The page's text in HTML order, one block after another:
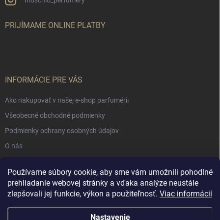
Používame súbory cookie, aby sme vám umožnili pohodlné
prehliadanie webovej stránky a vďaka analýze neustále
zlepšovali jej funkcie, výkon a použiteľnosť. Viac informácií
Nastavenie
PRIJÍMAME ONLINE PLATBY
INFORMÁCIE PRE VÁS
Ako nakupovať v našej e-shop parfumérii
Všeobecné obchodné podmienky
Podmienky ochrany osobných údajov
O nás
NÁKUPNÝ KOŠÍK
0 ks /€0